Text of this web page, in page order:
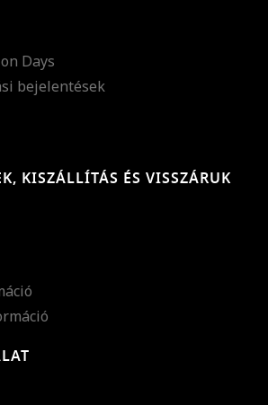
Days
bejelentések
KISZÁLLÍTÁS ÉS VISSZÁRUK